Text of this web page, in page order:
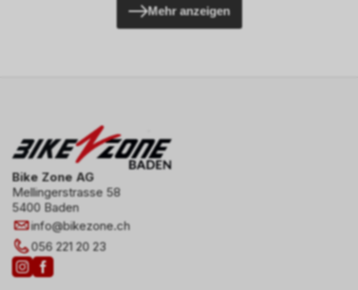
Mehr anzeigen
Bike Zone AG
Mellingerstrasse 58
5400 Baden
info@bikezone.ch
056 221 20 23